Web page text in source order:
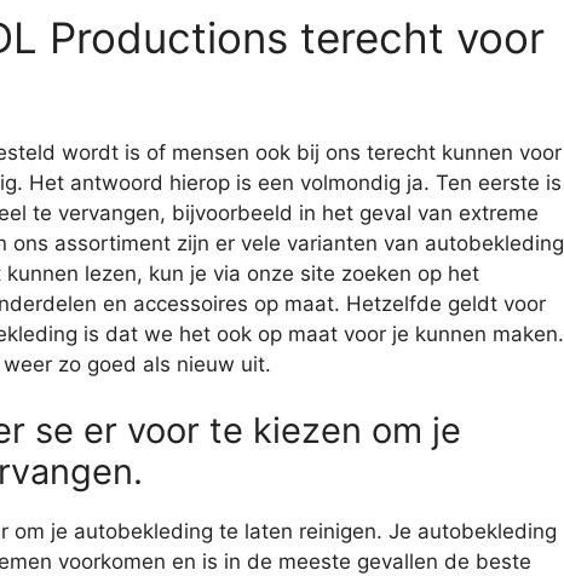
Productions terecht voor
wordt is of mensen ook bij ons terecht kunnen voor
Het antwoord hierop is een volmondig ja. Ten eerste is
te vervangen, bijvoorbeeld in het geval van extreme
ons assortiment zijn er vele varianten van autobekleding
lezen, kun je via onze site zoeken op het
en accessoires op maat. Hetzelfde geldt voor
is dat we het ook op maat voor je kunnen maken.
zo goed als nieuw uit.
se er voor te kiezen om je
om je autobekleding te laten reinigen. Je autobekleding
voorkomen en is in de meeste gevallen de beste